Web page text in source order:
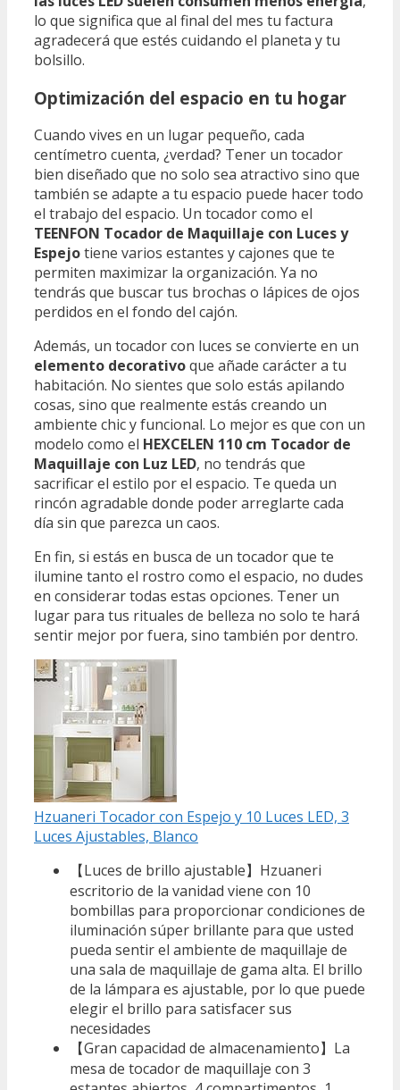
lo que significa que al final del mes tu factura
agradecerá que estés cuidando el planeta y tu
bolsillo.
Optimización del espacio en tu hogar
Cuando vives en un lugar pequeño, cada
centímetro cuenta, ¿verdad? Tener un tocador
bien diseñado que no solo sea atractivo sino que
también se adapte a tu espacio puede hacer todo
el trabajo del espacio. Un tocador como el
TEENFON Tocador de Maquillaje con Luces y
Espejotiene varios estantes y cajones que te
permiten maximizar la organización. Ya no
tendrás que buscar tus brochas o lápices de ojos
perdidos en el fondo del cajón.
Además, un tocador con luces se convierte en un
elemento decorativoque añade carácter a tu
habitación. No sientes que solo estás apilando
cosas, sino que realmente estás creando un
ambiente chic y funcional. Lo mejor es que con un
modelo como el HEXCELEN 110 cm Tocador de
Maquillaje con Luz LED, no tendrás que
sacrificar el estilo por el espacio. Te queda un
rincón agradable donde poder arreglarte cada
día sin que parezca un caos.
En fin, si estás en busca de un tocador que te
ilumine tanto el rostro como el espacio, no dudes
en considerar todas estas opciones. Tener un
lugar para tus rituales de belleza no solo te hará
sentir mejor por fuera, sino también por dentro.
Hzuaneri Tocador con Espejo y 10 Luces LED, 3
Luces Ajustables, Blanco
【Luces de brillo ajustable】Hzuaneri
escritorio de la vanidad viene con 10
bombillas para proporcionar condiciones de
iluminación súper brillante para que usted
pueda sentir el ambiente de maquillaje de
una sala de maquillaje de gama alta. El brillo
de la lámpara es ajustable, por lo que puede
elegir el brillo para satisfacer sus
necesidades
【Gran capacidad de almacenamiento】La
mesa de tocador de maquillaje con 3